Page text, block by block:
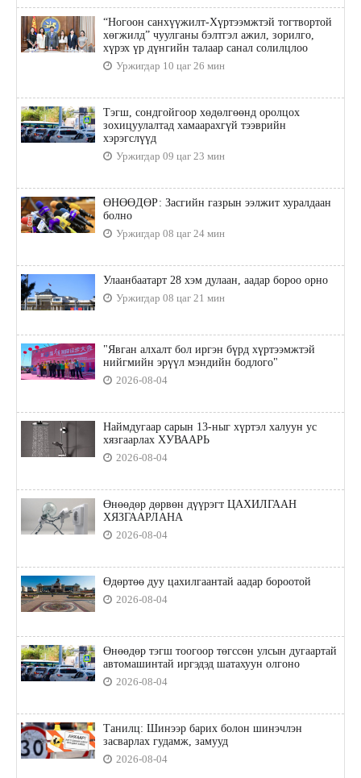
“Ногоон санхүүжилт-Хүртээмжтэй тогтвортой
хөгжилд” чуулганы бэлтгэл ажил, зорилго,
хүрэх үр дүнгийн талаар санал солилцлоо
Уржигдар 10 цаг 26 мин
Тэгш, сондгойгоор хөдөлгөөнд оролцох
зохицуулалтад хамаарахгүй тээврийн
хэрэгслүүд
Уржигдар 09 цаг 23 мин
ӨНӨӨДӨР: Засгийн газрын ээлжит хуралдаан
болно
Уржигдар 08 цаг 24 мин
Улаанбаатарт 28 хэм дулаан, аадар бороо орно
Уржигдар 08 цаг 21 мин
"Явган алхалт бол иргэн бүрд хүртээмжтэй
нийгмийн эрүүл мэндийн бодлого"
2026-08-04
Наймдугаар сарын 13-ныг хүртэл халуун ус
хязгаарлах ХУВААРЬ
2026-08-04
Өнөөдөр дөрвөн дүүрэгт ЦАХИЛГААН
ХЯЗГААРЛАНА
2026-08-04
Өдөртөө дуу цахилгаантай аадар бороотой
2026-08-04
Өнөөдөр тэгш тоогоор төгссөн улсын дугаартай
автомашинтай иргэдэд шатахуун олгоно
2026-08-04
Танилц: Шинээр барих болон шинэчлэн
засварлах гудамж, замууд
2026-08-04